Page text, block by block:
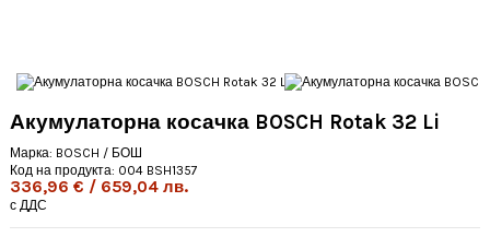
Акумулаторна косачка BOSCH Rotak 32 Li
Марка: BOSCH / БОШ
Код на продукта: 004 BSH1357
336,96 € / 659,04 лв.
с ДДС